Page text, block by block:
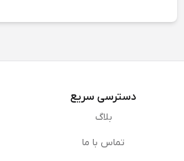
دسترسی سریع
بلاگ
تماس با ما